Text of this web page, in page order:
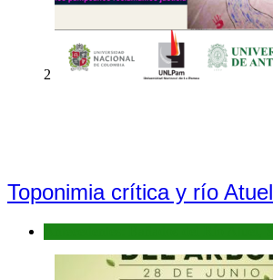
2
Toponimia crítica y río Atuel